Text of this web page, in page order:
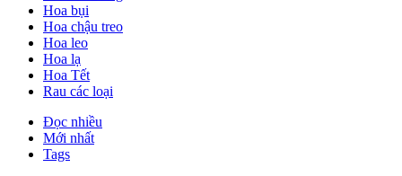
Hoa bụi
Hoa chậu treo
Hoa leo
Hoa lạ
Hoa Tết
Rau các loại
Đọc nhiều
Mới nhất
Tags